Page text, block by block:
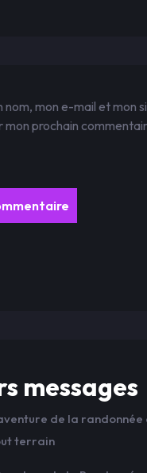
nom, mon e-mail et mon
prochain
messages
de la
terrain